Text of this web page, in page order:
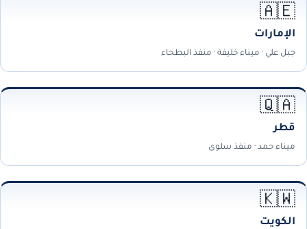
🇦🇪
الإمارات
جبل علي · ميناء خليفة · منفذ البطحاء
🇶🇦
قطر
ميناء حمد · منفذ سلوى
🇰🇼
الكويت